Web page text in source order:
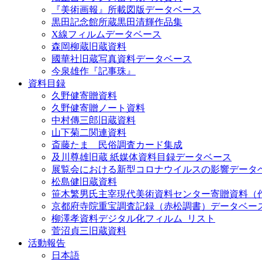
『美術画報』所載図版データベース
黒田記念館所蔵黒田清輝作品集
X線フィルムデータベース
森岡柳蔵旧蔵資料
國華社旧蔵写真資料データベース
今泉雄作『記事珠』
資料目録
久野健寄贈資料
久野健寄贈ノート資料
中村傳三郎旧蔵資料
山下菊二関連資料
斎藤たま 民俗調査カード集成
及川尊雄旧蔵 紙媒体資料目録データベース
展覧会における新型コロナウイルスの影響データ
松島健旧蔵資料
笹木繁男氏主宰現代美術資料センター寄贈資料（
京都府寺院重宝調査記録（赤松調書）データベー
柳澤孝資料デジタル化フィルム_リスト
菅沼貞三旧蔵資料
活動報告
日本語